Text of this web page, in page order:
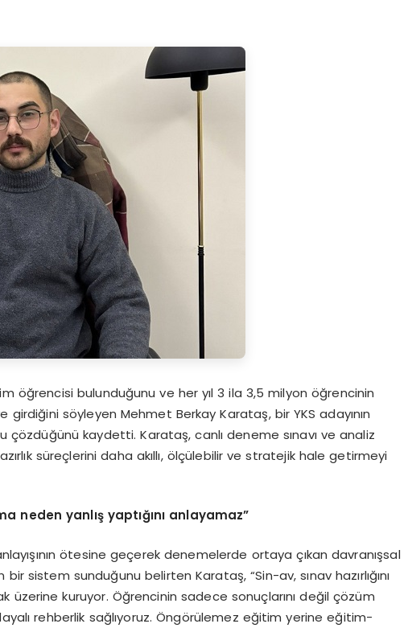
öğrencisi bulunduğunu ve her yıl 3 ila 3,5 milyon öğrencinin
girdiğini söyleyen Mehmet Berkay Karataş, bir YKS adayının
çözdüğünü kaydetti. Karataş, canlı deneme sınavı ve analiz
süreçlerini daha akıllı, ölçülebilir ve stratejik hale getirmeyi
neden yanlış yaptığını anlayamaz”
ötesine geçerek denemelerde ortaya çıkan davranışsal
sistem sunduğunu belirten Karataş, “Sin-av, sınav hazırlığını
üzerine kuruyor. Öğrencinin sadece sonuçlarını değil çözüm
rehberlik sağlıyoruz. Öngörülemez eğitim yerine eğitim-